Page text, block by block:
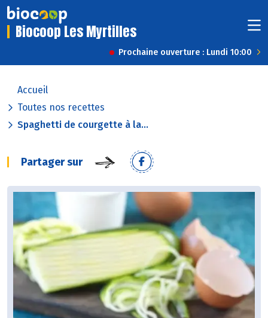
Biocoop Les Myrtilles
Prochaine ouverture : Lundi 10:00
Accueil
Toutes nos recettes
Spaghetti de courgette à la...
Partager sur